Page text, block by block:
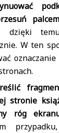
dzięki
W ten
stronie
róg